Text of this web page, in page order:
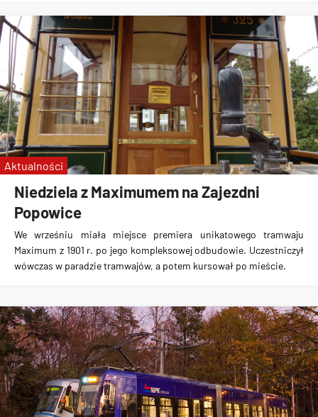
Niedziela z Maximumem na Zajezdni
Popowice
We wrześniu miała miejsce premiera unikatowego tramwaju
Maximum z 1901 r. po jego kompleksowej odbudowie. Uczestniczył
wówczas w paradzie tramwajów, a potem kursował po mieście.
Aktualności